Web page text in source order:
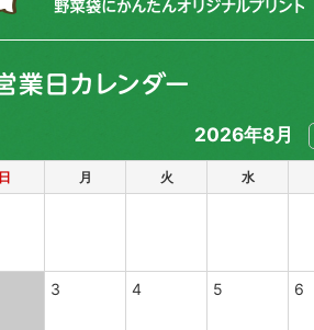
2026年8月
日 月 火 水
3 4 5 6